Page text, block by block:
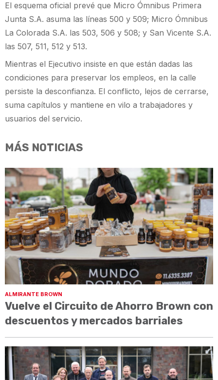
El esquema oficial prevé que Micro Ómnibus Primera
Junta S.A. asuma las líneas 500 y 509; Micro Ómnibus
La Colorada S.A. las 503, 506 y 508; y San Vicente S.A.
las 507, 511, 512 y 513.
Mientras el Ejecutivo insiste en que están dadas las
condiciones para preservar los empleos, en la calle
persiste la desconfianza. El conflicto, lejos de cerrarse,
suma capítulos y mantiene en vilo a trabajadores y
usuarios del servicio.
MÁS NOTICIAS
ALMIRANTE BROWN
Vuelve el Circuito de Ahorro Brown con
descuentos y mercados barriales